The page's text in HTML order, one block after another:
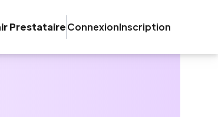
PrestataireConnexionInscription